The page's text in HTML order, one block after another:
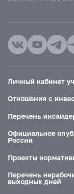
Личный кабинет
Отношения с
Перечень
Официальное
России
Проекты
Перечень
выходных дней